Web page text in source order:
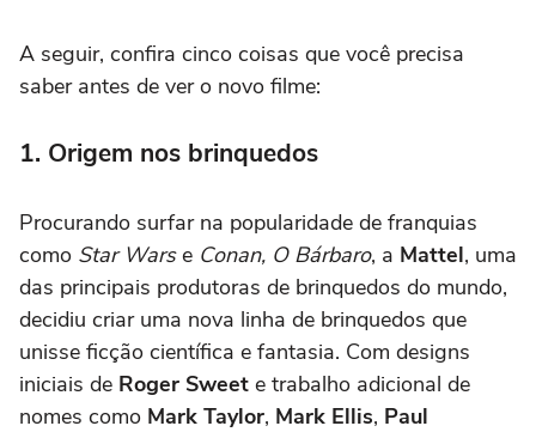
A seguir, confira cinco coisas que você precisa
saber antes de ver o novo filme:
1. Origem nos brinquedos
Procurando surfar na popularidade de franquias
como Star Warse Conan, O Bárbaro, a Mattel, uma
das principais produtoras de brinquedos do mundo,
decidiu criar uma nova linha de brinquedos que
unisse ficção científica e fantasia. Com designs
iniciais de Roger Sweet e trabalho adicional de
nomes como Mark Taylor, Mark Ellis, Paul